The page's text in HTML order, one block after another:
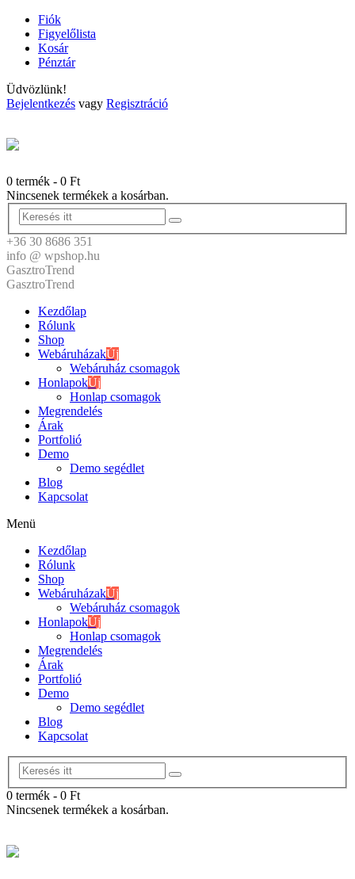
Fiók
Figyelőlista
Kosár
Pénztár
Üdvözlünk!
Bejelentkezés vagy Regisztráció
0 termék - 0 Ft
Nincsenek termékek a kosárban.
+36 30 8686 351
info @ wpshop.hu
GasztroTrend
GasztroTrend
Kezdőlap
Rólunk
Shop
WebáruházakÚj
Webáruház csomagok
HonlapokÚj
Honlap csomagok
Megrendelés
Árak
Portfolió
Demo
Demo segédlet
Blog
Kapcsolat
Menü
Kezdőlap
Rólunk
Shop
WebáruházakÚj
Webáruház csomagok
HonlapokÚj
Honlap csomagok
Megrendelés
Árak
Portfolió
Demo
Demo segédlet
Blog
Kapcsolat
0 termék - 0 Ft
Nincsenek termékek a kosárban.